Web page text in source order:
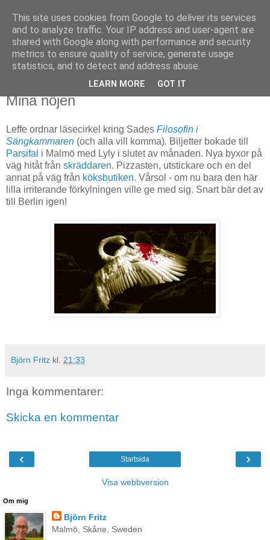
Björn Fritz
vad än som faller mig in
måndag, april 02, 2012
Mina nöjen
Leffe ordnar läsecirkel kring Sades Filosofin i
Sängkammaren (och alla vill komma). Biljetter bokade till
Parsifal i Malmö med Lyly i slutet av månaden. Nya byxor på
väg hitåt från skräddaren. Pizzasten, utstickare och en del
annat på väg från köksbutiken. Vårsol - om nu bara den här
lilla irriterande förkylningen ville ge med sig. Snart bär det av
till Berlin igen!
Björn Fritz kl. 21:33
Inga kommentarer:
Skicka en kommentar
‹ ›
Startsida
Visa webbversion
Om mig
Björn Fritz
Malmö, Skåne, Sweden
This site uses cookies from Google to deliver its services
and to analyze traffic. Your IP address and user-agent are
shared with Google along with performance and security
metrics to ensure quality of service, generate usage
statistics, and to detect and address abuse.
LEARN MORE GOT IT